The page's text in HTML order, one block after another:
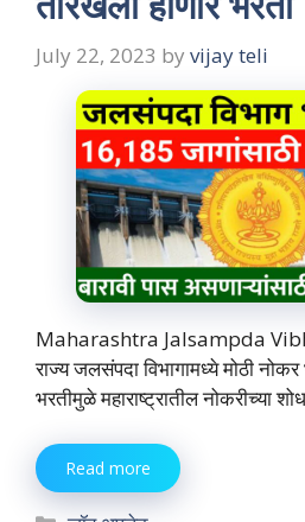
July 22, 2023 by vijay teli
Maharashtra Jalsampda
राज्य जलसंपदा विभागामध्ये मोठी
भरतीमुळे महाराष्ट्रातील नोकरीच्या
Read more